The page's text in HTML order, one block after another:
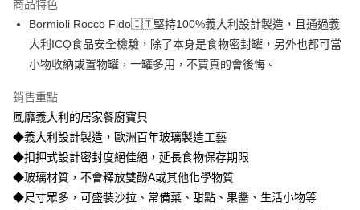
AFTEE先享後付
相關說明
【關於「AFTEE先享後付」】
AFTEE先享後付是「在收到商品之後才付款」的支付方式。 讓您購物簡單
１．簡單：不需註冊會員、不需綁卡、不需儲值。
３．安心：先確認商品／服務後，再付款。
【「AFTEE先享後付」結帳流程】
１．於結帳方式選擇「AFTEE先享後付」後，將跳轉至「AFTEE先享後付」
結帳頁面，進行簡訊認證並確認金額後，即可完成結帳。
２．訂單成立數日內，您將收到繳費通知簡訊。
ATM付款
貨到付款
運送方式
宅配
每筆NT$100，滿NT$499(含以上)免運費
商品特色
Bormioli Rocco Fido🇮🇹堅持100%義大利設計製造，且通過義
大利ICQ食品安全檢驗，除了本身是食物密封罐，另外也都可當
小物收納或置物罐，一罐多用，不買真的會後悔。
銷售重點
風靡義大利的居家餐廚寶貝
◆義大利設計製造，歐洲百年玻璃製造工藝
◆扣押式設計密封度絕佳絕，延長食物保存期限
◆玻璃材質，不會釋放雙酚A或其他化學物質
◆尺寸眾多，可盛裝沙拉、常備菜、甜點、果醬、生活小物等